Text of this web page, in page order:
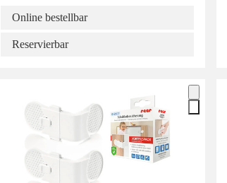
Online bestellbar
Reservierbar